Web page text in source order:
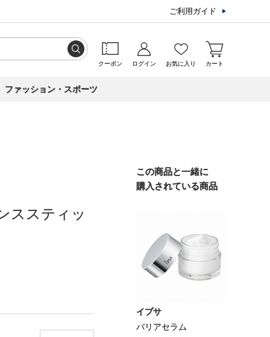
ご利用ガイド
クーポン ログイン お気に入り カート
ファッション・スポーツ
ススティッ
この商品と一緒に
購入されている商品
イプサ
バリアセラム